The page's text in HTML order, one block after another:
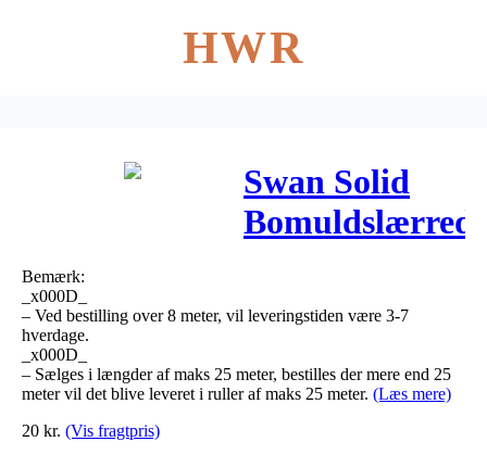
HWR
Swan Solid
Bomuldslærred
556 Lilla –
Bemærk:
_x000D_
– Ved bestilling over 8 meter, vil leveringstiden være 3-7
hverdage.
_x000D_
– Sælges i længder af maks 25 meter, bestilles der mere end 25
meter vil det blive leveret i ruller af maks 25 meter. (Læs mere)
20 kr. (Vis fragtpris)